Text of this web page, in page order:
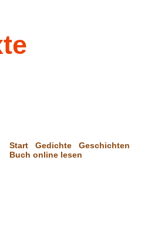
Start Gedichte
Geschichten
Buch online lesen